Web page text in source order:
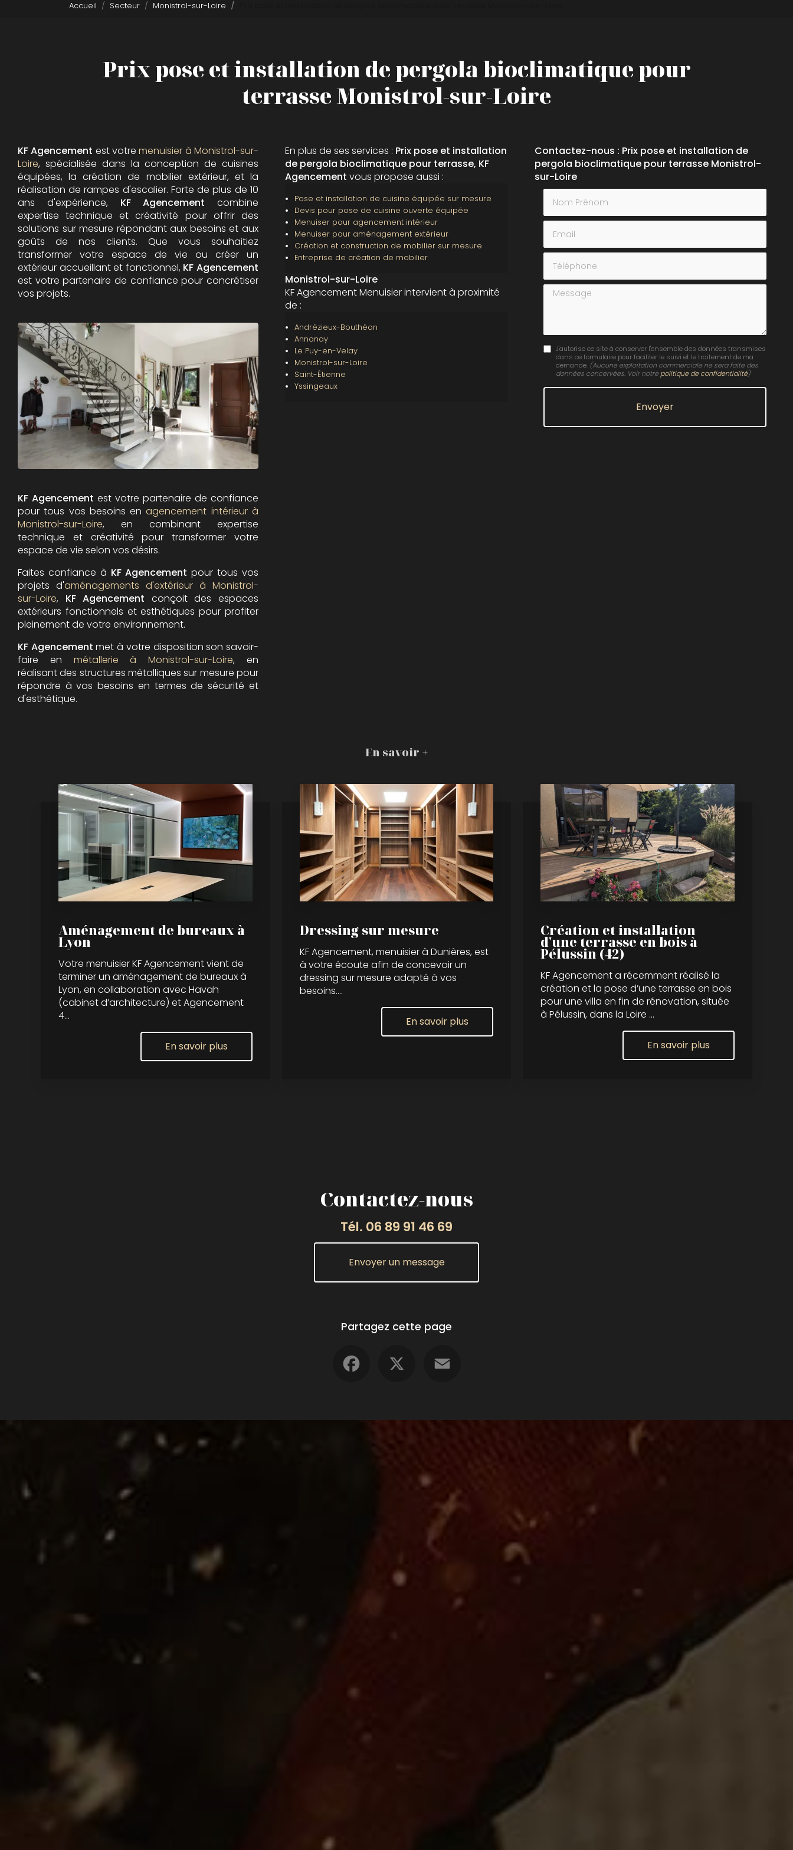
Accueil Secteur Monistrol-sur-Loire
Prix pose et installation de pergola bioclimatique pour
terrasse Monistrol-sur-Loire
KF Agencement est votremenuisier à Monistrol-sur-
Loire, spécialisée dans la conception de cuisines
équipées, la création de mobilier extérieur, et la
réalisation de rampes d'escalier. Forte de plus de 10
ans d'expérience, KF Agencement combine
expertise technique et créativité pour offrir des
solutions sur mesure répondant aux besoins et aux
goûts de nos clients. Que vous souhaitiez
transformer votre espace de vie ou créer un
extérieur accueillant et fonctionnel, KF Agencement
est votre partenaire de confiance pour concrétiser
vos projets.
KF Agencement est votre partenaire de confiance
pour tous vos besoins enagencement intérieur à
Monistrol-sur-Loire, en combinant expertise
technique et créativité pour transformer votre
espace de vie selon vos désirs.
Faites confiance à KF Agencement pour tous vos
projets d'aménagements d'extérieur à Monistrol-
sur-Loire, KF Agencement conçoit des espaces
extérieurs fonctionnels et esthétiques pour profiter
pleinement de votre environnement.
KF Agencement met à votre disposition son savoir-
faire en métallerie à Monistrol-sur-Loire, en
réalisant des structures métalliques sur mesure pour
répondre à vos besoins en termes de sécurité et
d'esthétique.
En plus de ses services : Prix pose et installation
de pergola bioclimatique pour terrasse, KF
Agencement vous propose aussi :
Pose et installation de cuisine équipée sur mesure
Devis pour pose de cuisine ouverte équipée
Menuiser pour agencement intérieur
Menuiser pour aménagement extérieur
Création et construction de mobilier sur mesure
Entreprise de création de mobilier
Monistrol-sur-Loire
KF Agencement Menuisier intervient à proximité
de :
Andrézieux-Bouthéon
Annonay
Le Puy-en-Velay
Monistrol-sur-Loire
Saint-Étienne
Yssingeaux
Contactez-nous : Prix pose et installation de
pergola bioclimatique pour terrasse Monistrol-
sur-Loire
Nom Prénom
Email
Téléphone
Message
J'autorise ce site à conserver l'ensemble des données transmises
dans ce formulaire pour faciliter le suivi et le traitement de ma
demande. (Aucune exploitation commerciale ne sera faite des
données concervées. Voir notrepolitique de confidentialité)
En savoir +
Aménagement de bureaux à
Lyon
Votre menuisier KF Agencement vient de
terminer un aménagement de bureaux à
Lyon, en collaboration avec Havah
(cabinet d’architecture) et Agencement
4...
En savoir plus
Dressing sur mesure
KF Agencement, menuisier à Dunières, est
à votre écoute afin de concevoir un
dressing sur mesure adapté à vos
besoins....
En savoir plus
Création et installation
d'une terrasse en bois à
Pélussin (42)
KF Agencement a récemment réalisé la
création et la pose d’une terrasse en bois
pour une villa en fin de rénovation, située
à Pélussin, dans la Loire ...
En savoir plus
Contactez-nous
Tél. 06 89 91 46 69
Envoyer un message
Partagez cette page